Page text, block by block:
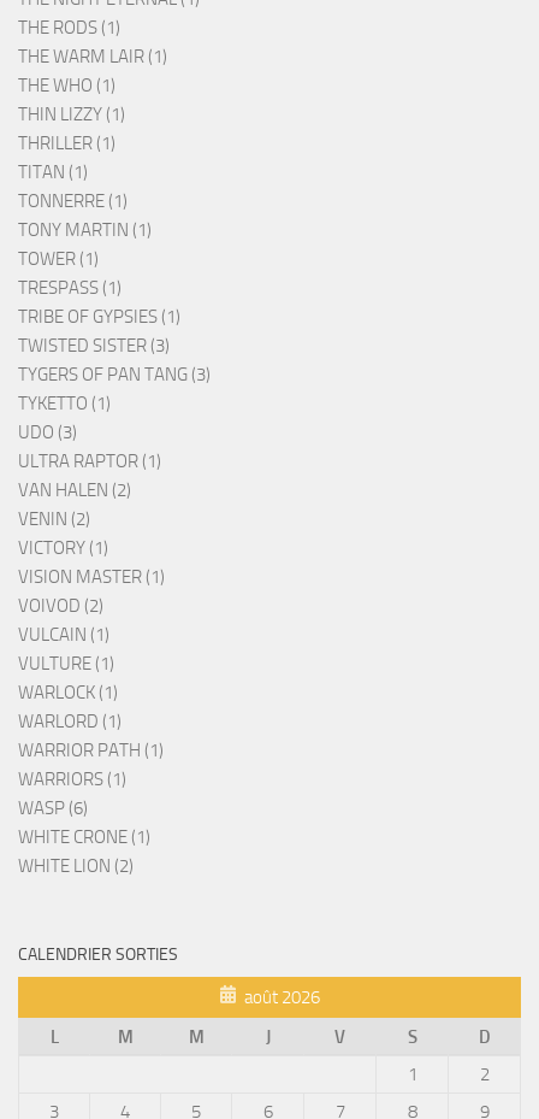
THE RODS (1)
THE WARM LAIR (1)
THE WHO (1)
THIN LIZZY (1)
THRILLER (1)
TITAN (1)
TONNERRE (1)
TONY MARTIN (1)
TOWER (1)
TRESPASS (1)
TRIBE OF GYPSIES (1)
TWISTED SISTER (3)
TYGERS OF PAN TANG (3)
TYKETTO (1)
UDO (3)
ULTRA RAPTOR (1)
VAN HALEN (2)
VENIN (2)
VICTORY (1)
VISION MASTER (1)
VOIVOD (2)
VULCAIN (1)
VULTURE (1)
WARLOCK (1)
WARLORD (1)
WARRIOR PATH (1)
WARRIORS (1)
WASP (6)
WHITE CRONE (1)
WHITE LION (2)
CALENDRIER SORTIES
août 2026
L
M M J V S D
1
2
3
4 5 6 7 8
9